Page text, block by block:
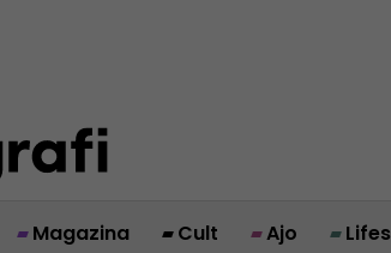
Magazina Cult Ajo